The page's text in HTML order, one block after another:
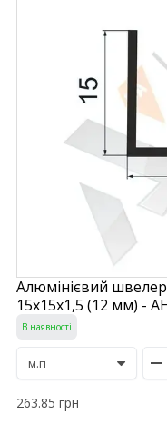
Алюмінієвий
15х15х1,5 (12 мм) -
В наявності
263.85 грн